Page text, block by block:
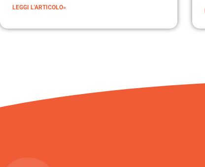
LEGGI L'ARTICOLO»